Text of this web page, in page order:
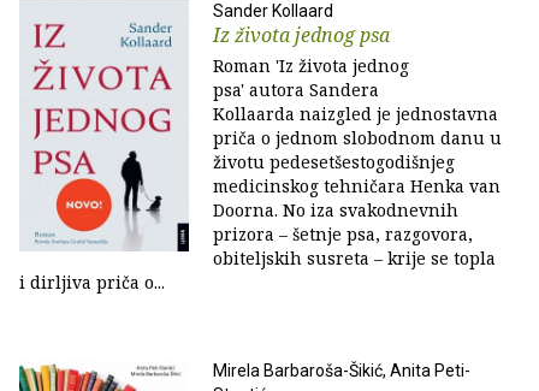
Sander Kollaard
Iz života jednog psa
Roman 'Iz života jednog
psa' autora Sandera
Kollaarda naizgled je jednostavna
priča o jednom slobodnom danu u
životu pedesetšestogodišnjeg
medicinskog tehničara Henka van
Doorna. No iza svakodnevnih
prizora – šetnje psa, razgovora,
obiteljskih susreta – krije se topla
i dirljiva priča o...
Mirela Barbaroša-Šikić, Anita Peti-